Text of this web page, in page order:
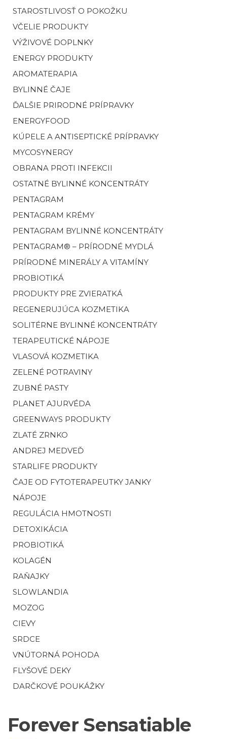
STAROSTLIVOSŤ O POKOŽKU
VČELIE PRODUKTY
VÝŽIVOVÉ DOPLNKY
ENERGY PRODUKTY
AROMATERAPIA
BYLINNÉ ČAJE
ĎALŠIE PRIRODNÉ PRÍPRAVKY
ENERGYFOOD
KÚPELE A ANTISEPTICKÉ PRÍPRAVKY
MYCOSYNERGY
OBRANA PROTI INFEKCII
OSTATNÉ BYLINNÉ KONCENTRÁTY
PENTAGRAM
PENTAGRAM KRÉMY
PENTAGRAM BYLINNÉ KONCENTRÁTY
PENTAGRAM® – PRÍRODNÉ MYDLÁ
PRÍRODNÉ MINERÁLY A VITAMÍNY
PROBIOTIKÁ
PRODUKTY PRE ZVIERATKÁ
REGENERUJÚCA KOZMETIKA
SOLITÉRNE BYLINNÉ KONCENTRÁTY
TERAPEUTICKÉ NÁPOJE
VLASOVÁ KOZMETIKA
ZELENÉ POTRAVINY
ZUBNÉ PASTY
PLANET AJURVÉDA
GREENWAYS PRODUKTY
ZLATÉ ZRNKO
ANDREJ MEDVEĎ
STARLIFE PRODUKTY
ČAJE OD FYTOTERAPEUTKY JANKY
NÁPOJE
REGULÁCIA HMOTNOSTI
DETOXIKÁCIA
PROBIOTIKÁ
KOLAGÉN
RAŇAJKY
SLOWLANDIA
MOZOG
CIEVY
SRDCE
VNÚTORNÁ POHODA
FLYŠOVÉ DEKY
DARČKOVÉ POUKÁŽKY
Forever Sensatiable